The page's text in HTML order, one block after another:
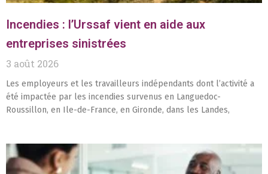
Incendies : l’Urssaf vient en aide aux
entreprises sinistrées
3 août 2026
Les employeurs et les travailleurs indépendants dont l’activité a
été impactée par les incendies survenus en Languedoc-
Roussillon, en Ile-de-France, en Gironde, dans les Landes,